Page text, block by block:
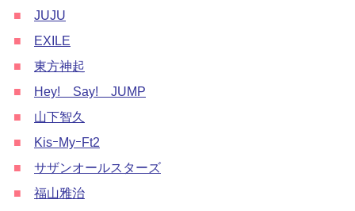
■
JUJU
■
EXILE
■
東方神起
■
Hey! Say! JUMP
■
山下智久
■
KisｰMyｰFt2
■
サザンオールスターズ
■
福山雅治